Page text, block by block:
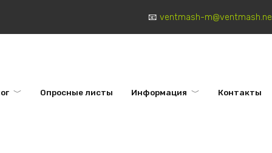
ventmash-
Опросные листы Информация Контакты